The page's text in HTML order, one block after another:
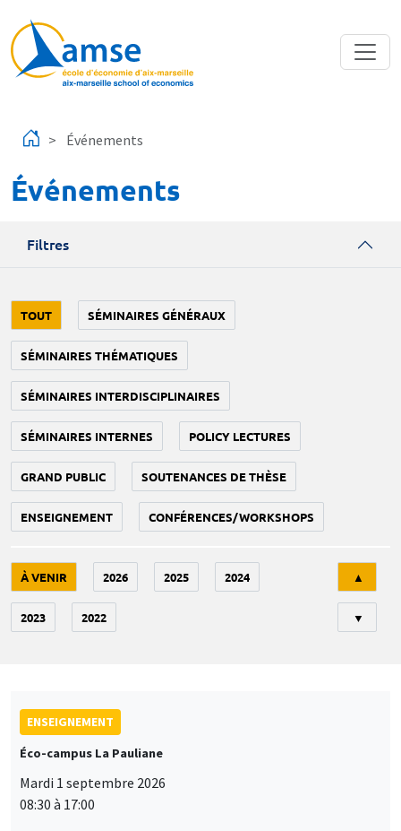
Événements
Événements
Filtres
TOUT SÉMINAIRES GÉNÉRAUX
SÉMINAIRES THÉMATIQUES
SÉMINAIRES INTERDISCIPLINAIRES
SÉMINAIRES INTERNES POLICY LECTURES
GRAND PUBLIC SOUTENANCES DE THÈSE
ENSEIGNEMENT CONFÉRENCES/WORKSHOPS
À VENIR 2026 2025 2024
2023 2022
▲
▼
ENSEIGNEMENT
Éco-campus La Pauliane
Mardi 1 septembre 2026
08:30 à 17:00